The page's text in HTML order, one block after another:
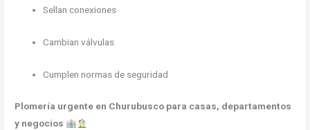
Sellan conexiones
Cambian válvulas
Cumplen normas de seguridad
Plomería urgente en Churubusco para casas, departamentos
y negocios